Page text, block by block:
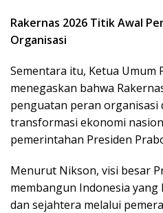
Rakernas 2026 Titik Awal
Organisasi
Sementara itu, Ketua Umum
menegaskan bahwa
penguatan peran organisasi
transformasi ekonomi
pemerintahan Presiden
Menurut Nikson, visi besar
membangun Indonesia
dan sejahtera melalui